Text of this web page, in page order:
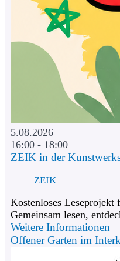
5.08.2026
16:00 - 18:00
ZEIK in der
ZEIK
Kostenloses
Gemeinsam lesen,
Weitere Informationen
Offener Garten im